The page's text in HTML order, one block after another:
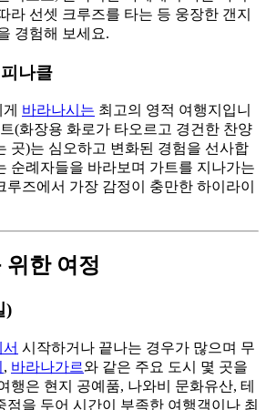
라 선셋 크루즈를 타는 등 웅장한 갠지
경험해 보세요.
나클
바라나시는 최고의 영적 여행지입니
(화장용 화로가 타오르고 경건한 찬양
곳)는 심오하고 변화된 경험을 선사합
순례자들을 바라보며 가트를 지나가는
루즈에서 가장 감정이 충만한 하이라이
위한 여정
)
시작하거나 끝나는 경우가 많으며 무
, 바라나가르와 같은 주요 도시 몇 곳을
행은 현지 공예품, 나와비 문화유산, 테
점을 두어 시간이 부족한 여행객이나 최